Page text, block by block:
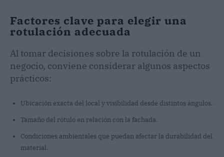
Factores clave para elegir una
rotulación adecuada
Al tomar decisiones sobre la rotulación de un
negocio, conviene considerar algunos aspectos
prácticos:
Ubicación exacta del local y visibilidad desde distintos ángulos.
Tamaño del rótulo en relación con la fachada.
Condiciones ambientales que puedan afectar la durabilidad del
material.